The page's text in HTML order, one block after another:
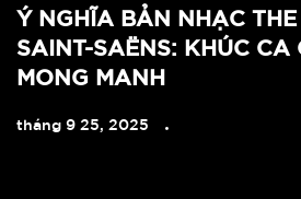
Ý NGHĨA BẢN NHẠC
SAINT-SAËNS: KHÚC CA
MONG MANH
tháng 9 25, 2025